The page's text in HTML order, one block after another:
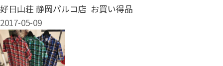
好日山荘 静岡パルコ店 お買い得品
2017-05-09